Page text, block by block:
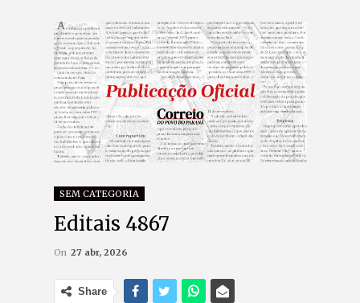
SEM CATEGORIA
Editais 4867
On 27 abr, 2026
Share